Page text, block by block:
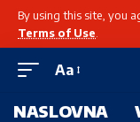
By using this site, you
Terms of Use
Aa
NASLOVNA